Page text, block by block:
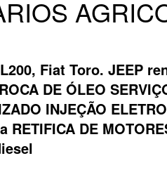
Fiat Toro. JEEP
DE ÓLEO
INJEÇÃO
DE